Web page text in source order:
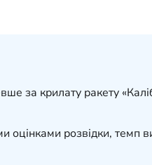
за крилату ракету
розвідки, темп